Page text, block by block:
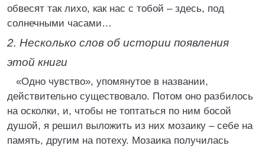
обвесят так лихо, как нас с тобой – здесь, под
солнечными часами…
2. Несколько слов об истории появления
этой книги
«Одно чувство», упомянутое в названии,
действительно существовало. Потом оно разбилось
на осколки, и, чтобы не топтаться по ним босой
душой, я решил выложить из них мозаику – себе на
память, другим на потеху. Мозаика получилась